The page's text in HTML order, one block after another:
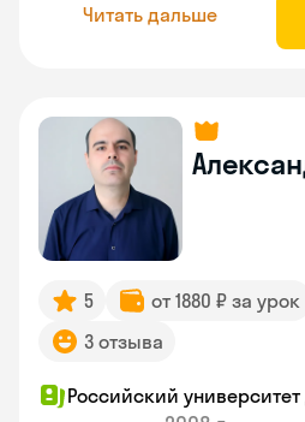
Читать дальше
5 от 1880 ₽ за урок
3 отзыва
Российский